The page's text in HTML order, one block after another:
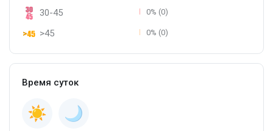
30-45 0% (0)
>45 0% (0)
Время суток